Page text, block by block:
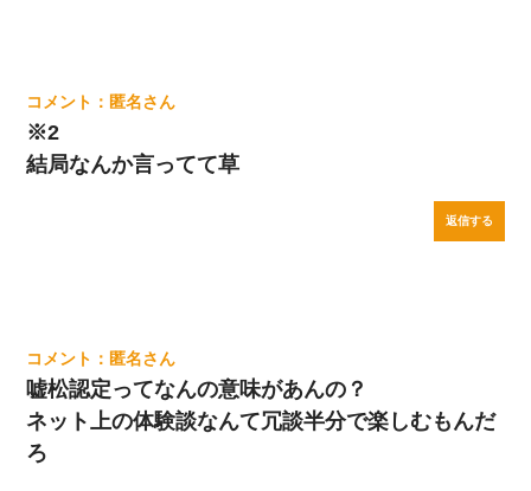
匿名
※2
結局なんか言ってて草
返信する
匿名
嘘松認定ってなんの意味があんの？
ネット上の体験談なんて冗談半分で楽しむもんだ
ろ